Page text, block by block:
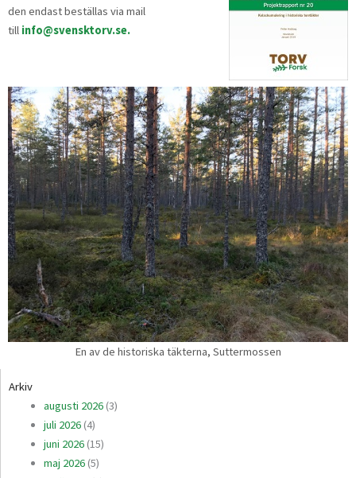
den endast beställas via mail
till info@svensktorv.se.
En av de historiska täkterna, Suttermossen
Arkiv
augusti 2026(3)
juli 2026(4)
juni 2026(15)
maj 2026(5)